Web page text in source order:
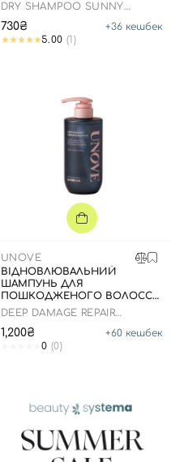
DRY SHAMPOO SUNNY
730₴ +36 кешбек
5.00 (1)
UNOVE
ВІДНОВЛЮВАЛЬНИЙ
ШАМПУНЬ ДЛЯ
ПОШКОДЖЕНОГО ВОЛОССЯ,
500 МЛ
DEEP DAMAGE REPAIR
1,200₴ +60 кешбек
0 (0)